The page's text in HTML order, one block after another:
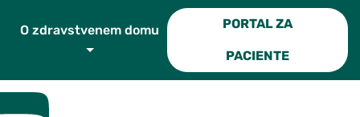
PORTAL ZA
PACIENTE